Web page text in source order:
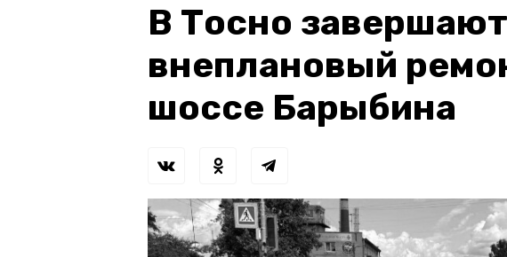
В Тосно завершают
внеплановый
шоссе Барыбина